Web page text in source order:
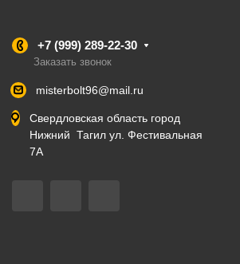
+7 (999) 289-22-30
Заказать звонок
misterbolt96@mail.ru
Свердловская область город
Нижний Тагил ул. Фестивальная
7А